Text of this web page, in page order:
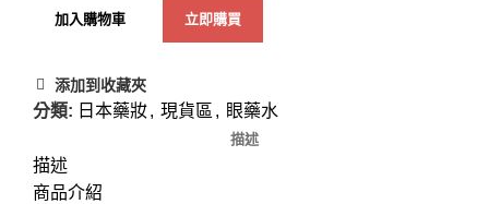
加入購物車 立即購買
添加到收藏夾
分類: 日本藥妝, 現貨區 , 眼藥水
描述
描述
商品介紹